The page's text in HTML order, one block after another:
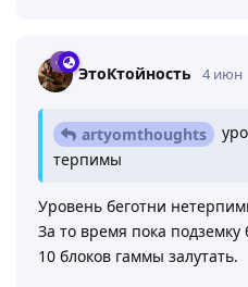
ЭтоКтойность 4 июн
artyomthoughts
терпимы
Уровень беготни
За то время пока
10 блоков гаммы залутать.